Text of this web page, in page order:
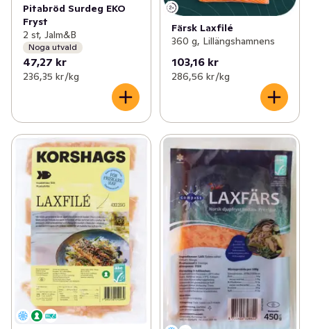
Pitabröd Surdeg EKO
Fryst
2 st, Jalm&B
Noga utvald
47,27 kr
236,35 kr /kg
Färsk Laxfilé
360 g, Lillängshamnens
103,16 kr
286,56 kr /kg